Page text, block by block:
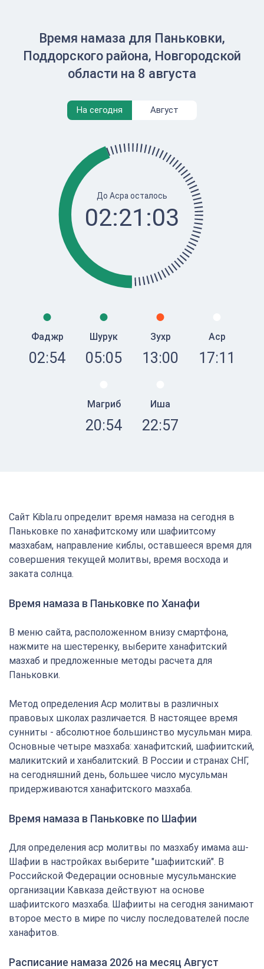
Время намаза для Паньковки,
Поддорского района, Новгородской
области на 8 августа
На сегодня Август
До Асра осталось
02:21:03
Фаджр
02:54
Шурук
05:05
Зухр
13:00
Аср
17:11
Магриб
20:54
Иша
22:57
Сайт Kibla.ru определит время намаза на сегодня в
Паньковке по ханафитскому или шафиитсому
мазхабам, направление киблы, оставшееся время для
совершения текущей молитвы, время восхода и
заката солнца.
Время намаза в Паньковке по Ханафи
В меню сайта, расположенном внизу смартфона,
нажмите на шестеренку, выберите ханафитский
мазхаб и предложенные методы расчета для
Паньковки.
Метод определения Аср молитвы в различных
правовых школах различается. В настоящее время
сунниты - абсолютное большинство мусульман мира.
Основные четыре мазхаба: ханафитский, шафиитский,
маликитский и ханбалитский. В России и странах СНГ,
на сегодняшний день, большее число мусульман
придерживаются ханафитского мазхаба.
Время намаза в Паньковке по Шафии
Для определения аср молитвы по мазхабу имама аш-
Шафии в настройках выберите "шафиитский". В
Российской Федерации основные мусульманские
организации Кавказа действуют на основе
шафиитского мазхаба. Шафииты на сегодня занимают
второе место в мире по числу последователей после
ханафитов.
Расписание намаза 2026 на месяц Август